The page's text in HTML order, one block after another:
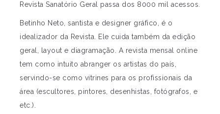
Revista Sanatório Geral passa dos 8000 mil acessos.
Betinho Neto, santista e designer gráfico, é o
idealizador da Revista. Ele cuida também da edição
geral, layout e diagramação. A revista mensal online
tem como intuito abranger os artistas do país,
servindo-se como vitrines para os profissionais da
área (escultores, pintores, desenhistas, fotógrafos, e
etc.).